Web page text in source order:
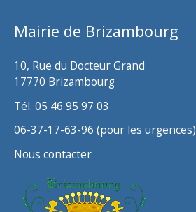
Mairie de Brizambourg
10, Rue du Docteur Grand
17770 Brizambourg
Tél. 05 46 95 97 03
06-37-17-63-96 (pour les urgences)
Nous contacter